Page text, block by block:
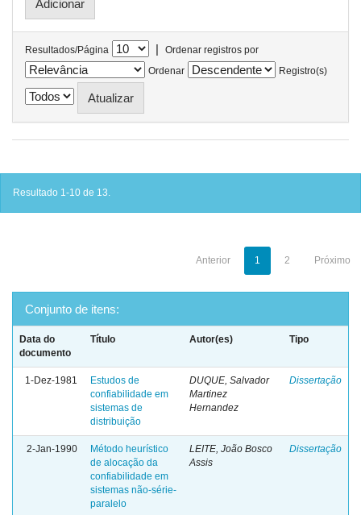
Resultados/Página |
Ordenar registros por
Ordenar
Registro(s)
Resultado 1-10 de 13.
Anterior 1 2 Próximo
Conjunto de itens:
Data do
documento
Título Autor(es) Tipo
1-Dez-1981
Estudos de
confiabilidade em
sistemas de
distribuição
DUQUE, Salvador
Martinez
Hernandez
Dissertação
2-Jan-1990
Método heurístico
de alocação da
confiabilidade em
sistemas não-série-
paralelo
LEITE, João Bosco
Assis
Dissertação